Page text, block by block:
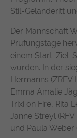
Stil-Geländeritt
Der Mannschaft
Prüfungstage
einem Start-Ziel-
wurden. In der
Hermanns
Emma Amalie
Trixi on Fire, Rita
Janne Streyl
und Paula Weber
Anbieter
Laufzeit 1
Zweck
Zweck
Name
Laufzeit
suchen. Ihre
Privatsphäre zu
Name
Anbieter
Laufzeit
Zweck
Externe
Bestimmte
(z.B. Videos,
Google Maps)
Webseite